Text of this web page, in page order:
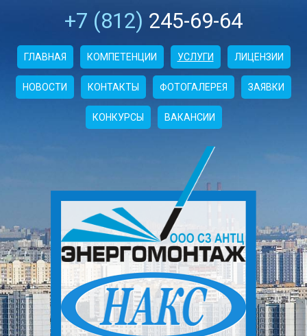
+7 (812) 245-69-64
ГЛАВНАЯ КОМПЕТЕНЦИИ УСЛУГИ ЛИЦЕНЗИИ
НОВОСТИ КОНТАКТЫ ФОТОГАЛЕРЕЯ ЗАЯВКИ
КОНКУРСЫ ВАКАНСИИ